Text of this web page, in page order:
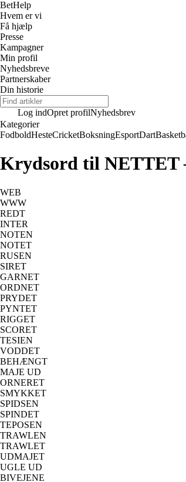
BetHelp
Hvem er vi
Få hjælp
Presse
Kampagner
Min profil
Nyhedsbreve
Partnerskaber
Din historie
Log indOpret profilNyhedsbrev
Kategorier
FodboldHesteCricketBoksningEsportDart
Krydsord til NETTET
WEB
WWW
REDT
INTER
NOTEN
NOTET
RUSEN
SIRET
GARNET
ORDNET
PRYDET
PYNTET
RIGGET
SCORET
TESIEN
VODDET
BEHÆNGT
MAJE UD
ORNERET
SMYKKET
SPIDSEN
SPINDET
TEPOSEN
TRAWLEN
TRAWLET
UDMAJET
UGLE UD
BIVEJENE